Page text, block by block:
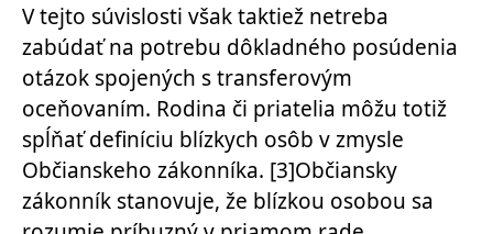
V tejto súvislosti však taktiež netreba
zabúdať na potrebu dôkladného posúdenia
otázok spojených s transferovým
oceňovaním. Rodina či priatelia môžu totiž
spĺňať definíciu blízkych osôb v zmysle
Občianskeho zákonníka. [3]Občiansky
zákonník stanovuje, že blízkou osobou sa